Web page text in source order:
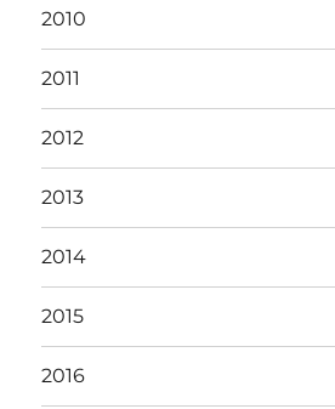
2010
2011
2012
2013
2014
2015
2016